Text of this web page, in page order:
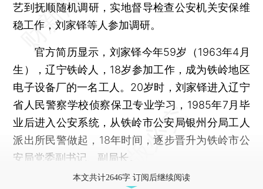
艺到抚顺随机调研，实地督导检查公安机关安保维
稳工作，刘家铎等人参加调研。
官方简历显示，刘家铎今年59岁（1963年4月
生），辽宁铁岭人，18岁参加工作，成为铁岭地区
电子设备厂的一名工人。20岁时，刘家铎进入辽宁
省人民警察学校侦察保卫专业学习，1985年7月毕
业后进入公安系统，从铁岭市公安局银州分局工人
派出所民警做起，18年时间，逐步晋升为铁岭市公
安局党委副书记、副局长。
本文共计2646字 订阅后继续阅读